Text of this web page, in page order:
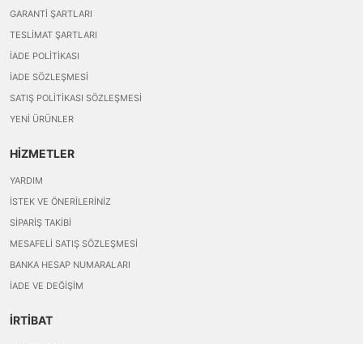
GARANTI ŞARTLARI
TESLIMAT ŞARTLARI
İADE POLITIKASI
İADE SÖZLEŞMESI
SATIŞ POLITIKASI SÖZLEŞMESI
YENI ÜRÜNLER
HİZMETLER
YARDIM
İSTEK VE ÖNERILERINIZ
SIPARIŞ TAKIBI
MESAFELI SATIŞ SÖZLEŞMESI
BANKA HESAP NUMARALARI
İADE VE DEĞIŞIM
İRTİBAT